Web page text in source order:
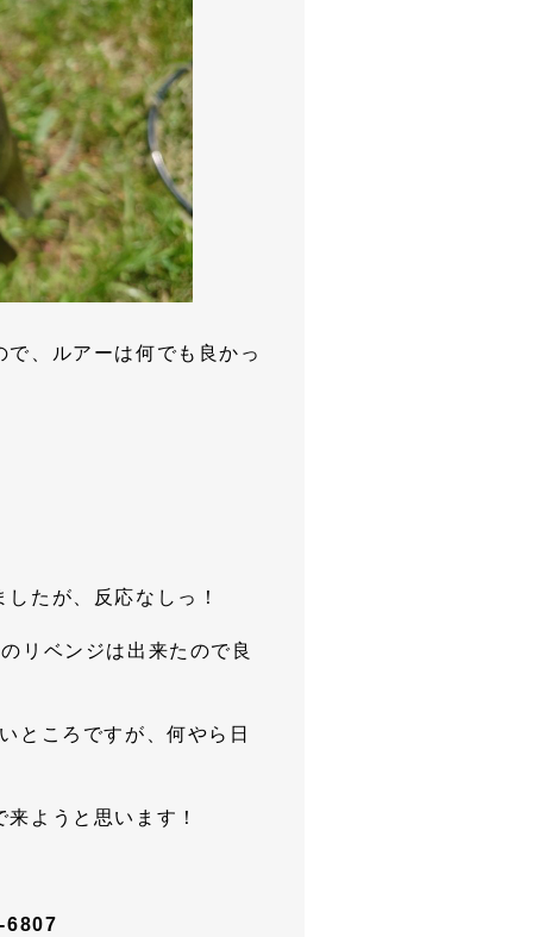
、ルアーは何でも良かっ
たが、反応なしっ！
リベンジは出来たので良
ところですが、何やら日
ようと思います！
6807